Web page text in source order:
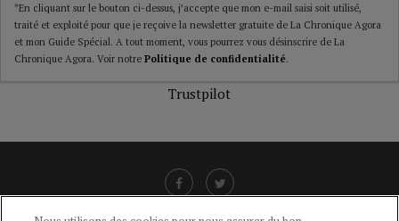
*En cliquant sur le bouton ci-dessus, j’accepte que mon e-mail saisi soit utilisé,
traité et exploité pour que je reçoive la newsletter gratuite de La Chronique Agora
et mon Guide Spécial. A tout moment, vous pourrez vous désinscrire de La
Chronique Agora. Voir notre Politique de confidentialité.
Trustpilot